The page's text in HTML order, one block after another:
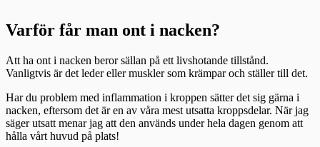
Varför får man ont i nacken?
Att ha ont i nacken beror sällan på ett livshotande tillstånd.
Vanligtvis är det leder eller muskler som krämpar och ställer till det.
Har du problem med inflammation i kroppen sätter det sig gärna i
nacken, eftersom det är en av våra mest utsatta kroppsdelar. När jag
säger utsatt menar jag att den används under hela dagen genom att
hålla vårt huvud på plats!